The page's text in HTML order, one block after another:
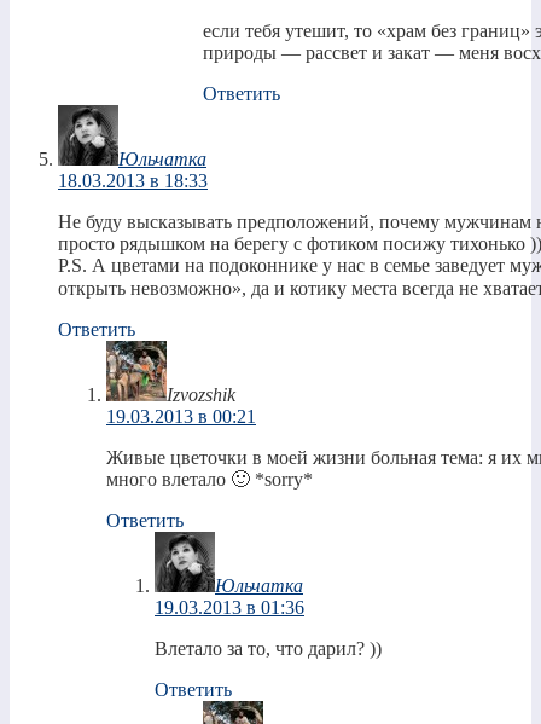
если тебя утешит, то «храм без границ»
природы — рассвет и закат — меня
Ответить
Юльчатка
18.03.2013 в 18:33
Не буду высказывать предположений, почему мужчинам
просто рядышком на берегу с фотиком посижу тихонько ))
P.S. А цветами на подоконнике у нас в семье заведует
открыть невозможно», да и котику места всегда не
Ответить
Izvozshik
19.03.2013 в 00:21
Живые цветочки в моей жизни больная тема: я их
много влетало 🙂 *sorry*
Ответить
Юльчатка
19.03.2013 в 01:36
Влетало за то, что дарил? ))
Ответить